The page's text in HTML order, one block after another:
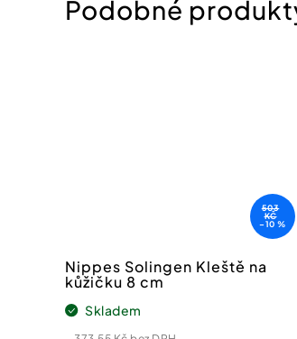
503
KČ
–10 %
Nippes Solingen Kleště na
kůžičku 8 cm
Skladem